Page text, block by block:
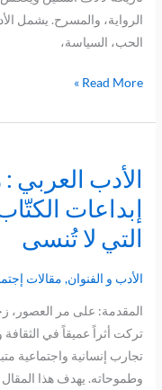
الرواية، والمسرح. يشمل
الحب، السياسة،
الحديث
وتأثيره
.
Read More »
الأدب
إبداعات
التي لا تُنسى
الأدب و الفنوان, مقالات
المقدمة: على مر العصور،
تركت أثراً عميقاً في
تجارب إنسانية واجتماعية
وطموحاته. يهدف هذا
الأدب
العربي
:
رحلة
في
إبداعات
الكتّاب
العرب
وأهم